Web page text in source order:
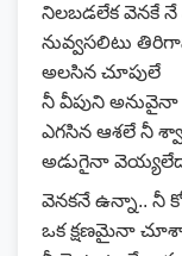
నిలబడలేక వెనకే
నువ్వసలిటు
అలసిన చూపులే
నీ వీపుని
ఎగసిన ఆశలే నీ
అడుగైనా
వెనకనే ఉన్నా.. నీ
ఒక క్షణమైనా